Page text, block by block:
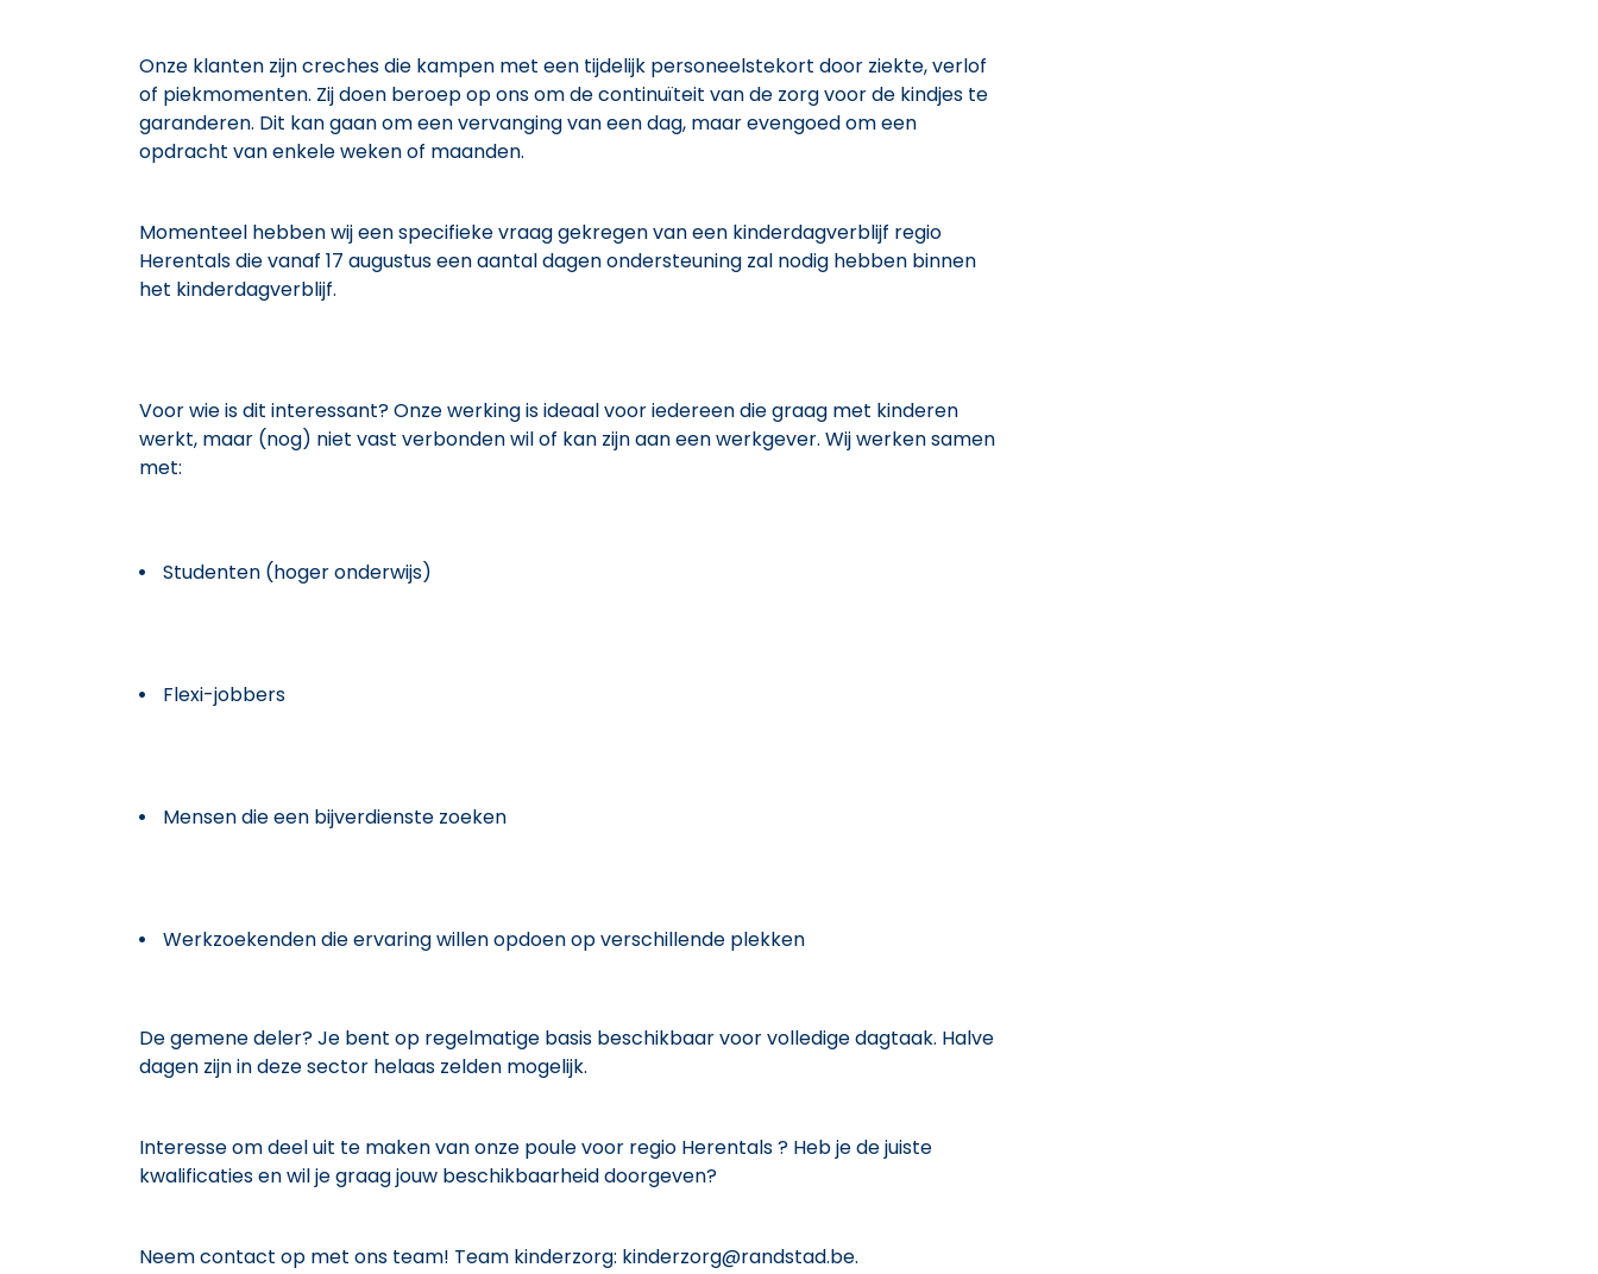
Onze klanten zijn creches die kampen met een tijdelijk personeelstekort door ziekte, verlof
of piekmomenten. Zij doen beroep op ons om de continuïteit van de zorg voor de kindjes te
garanderen. Dit kan gaan om een vervanging van een dag, maar evengoed om een
opdracht van enkele weken of maanden.
Momenteel hebben wij een specifieke vraag gekregen van een kinderdagverblijf regio
Herentals die vanaf 17 augustus een aantal dagen ondersteuning zal nodig hebben binnen
het kinderdagverblijf.
Voor wie is dit interessant? Onze werking is ideaal voor iedereen die graag met kinderen
werkt, maar (nog) niet vast verbonden wil of kan zijn aan een werkgever. Wij werken samen
met:
Studenten (hoger onderwijs)
Flexi-jobbers
Mensen die een bijverdienste zoeken
Werkzoekenden die ervaring willen opdoen op verschillende plekken
De gemene deler? Je bent op regelmatige basis beschikbaar voor volledige dagtaak. Halve
dagen zijn in deze sector helaas zelden mogelijk.
Interesse om deel uit te maken van onze poule voor regio Herentals ? Heb je de juiste
kwalificaties en wil je graag jouw beschikbaarheid doorgeven?
Neem contact op met ons team! Team kinderzorg: kinderzorg@randstad.be.